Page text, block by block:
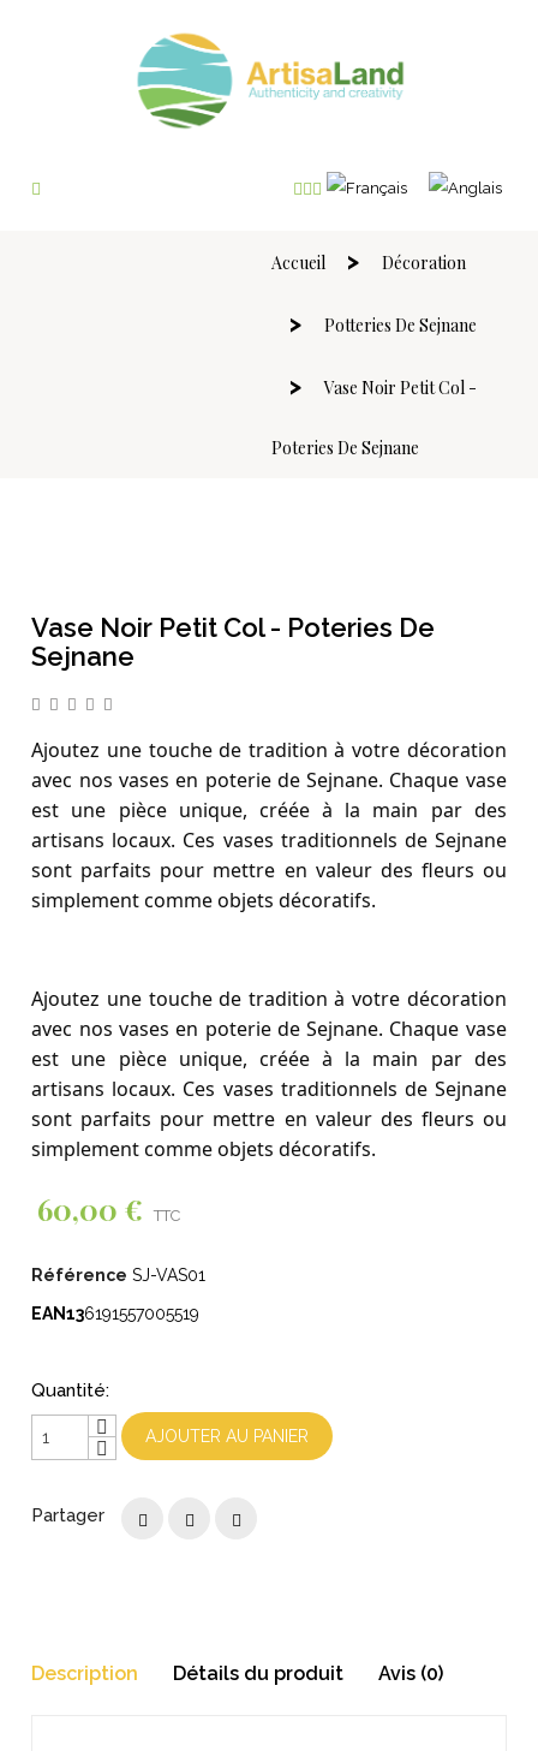
Accueil Décoration
Potteries De Sejnane
Vase Noir Petit Col -
Poteries De Sejnane
Vase Noir Petit Col - Poteries De
Sejnane
Ajoutez une touche de tradition à votre décoration
avec nos vases en poterie de Sejnane. Chaque vase
est une pièce unique, créée à la main par des
artisans locaux. Ces vases traditionnels de Sejnane
sont parfaits pour mettre en valeur des fleurs ou
simplement comme objets décoratifs.
Ajoutez une touche de tradition à votre décoration
avec nos vases en poterie de Sejnane. Chaque vase
est une pièce unique, créée à la main par des
artisans locaux. Ces vases traditionnels de Sejnane
sont parfaits pour mettre en valeur des fleurs ou
simplement comme objets décoratifs.
60,00 € TTC
Référence SJ-VAS01
EAN136191557005519
Quantité:
AJOUTER AU PANIER
Partager
Description Détails du produit Avis (0)